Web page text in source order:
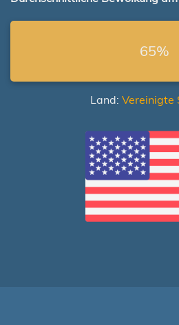
65%
Land: Vereinigte